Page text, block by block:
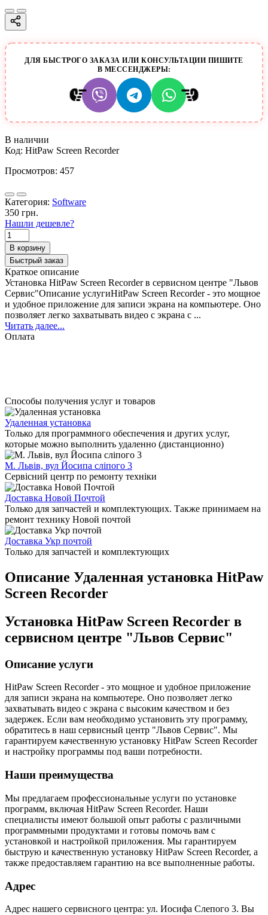
ДЛЯ БЫСТРОГО ЗАКАЗА ИЛИ КОНСУЛЬТАЦИИ ПИШИТЕ
В МЕССЕНДЖЕРЫ:
В наличии
Код: HitPaw Screen Recorder
Просмотров: 457
Категория: Software
350 грн.
Нашли дешевле?
В корзину
Быстрый заказ
Краткое описание
Установка HitPaw Screen Recorder в сервисном центре "Львов
Сервис"Описание услугиHitPaw Screen Recorder - это мощное
и удобное приложение для записи экрана на компьютере. Оно
позволяет легко захватывать видео с экрана с ...
Читать далее...
Оплата
Способы получения услуг и товаров
Удаленная установка
Только для программного обеспечения и других услуг,
которые можно выполнить удаленно (дистанционно)
М. Львів, вул Йосипа сліпого 3
Сервісний центр по ремонту техніки
Доставка Новой Почтой
Только для запчастей и комплектующих. Также принимаем на
ремонт технику Новой почтой
Доставка Укр почтой
Только для запчастей и комплектующих
Описание Удаленная установка HitPaw
Screen Recorder
Установка HitPaw Screen Recorder в
сервисном центре "Львов Сервис"
Описание услуги
HitPaw Screen Recorder - это мощное и удобное приложение
для записи экрана на компьютере. Оно позволяет легко
захватывать видео с экрана с высоким качеством и без
задержек. Если вам необходимо установить эту программу,
обратитесь в наш сервисный центр "Львов Сервис". Мы
гарантируем качественную установку HitPaw Screen Recorder
и настройку программы под ваши потребности.
Наши преимущества
Мы предлагаем профессиональные услуги по установке
программ, включая HitPaw Screen Recorder. Наши
специалисты имеют большой опыт работы с различными
программными продуктами и готовы помочь вам с
установкой и настройкой приложения. Мы гарантируем
быструю и качественную установку HitPaw Screen Recorder, а
также предоставляем гарантию на все выполненные работы.
Адрес
Адрес нашего сервисного центра: ул. Иосифа Слепого 3. Вы